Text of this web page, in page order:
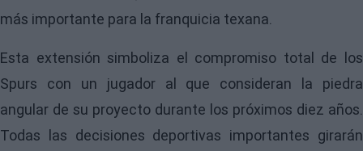
más importante para la franquicia texana.
Esta extensión simboliza el compromiso total de los
Spurs con un jugador al que consideran la piedra
angular de su proyecto durante los próximos diez años.
Todas las decisiones deportivas importantes girarán